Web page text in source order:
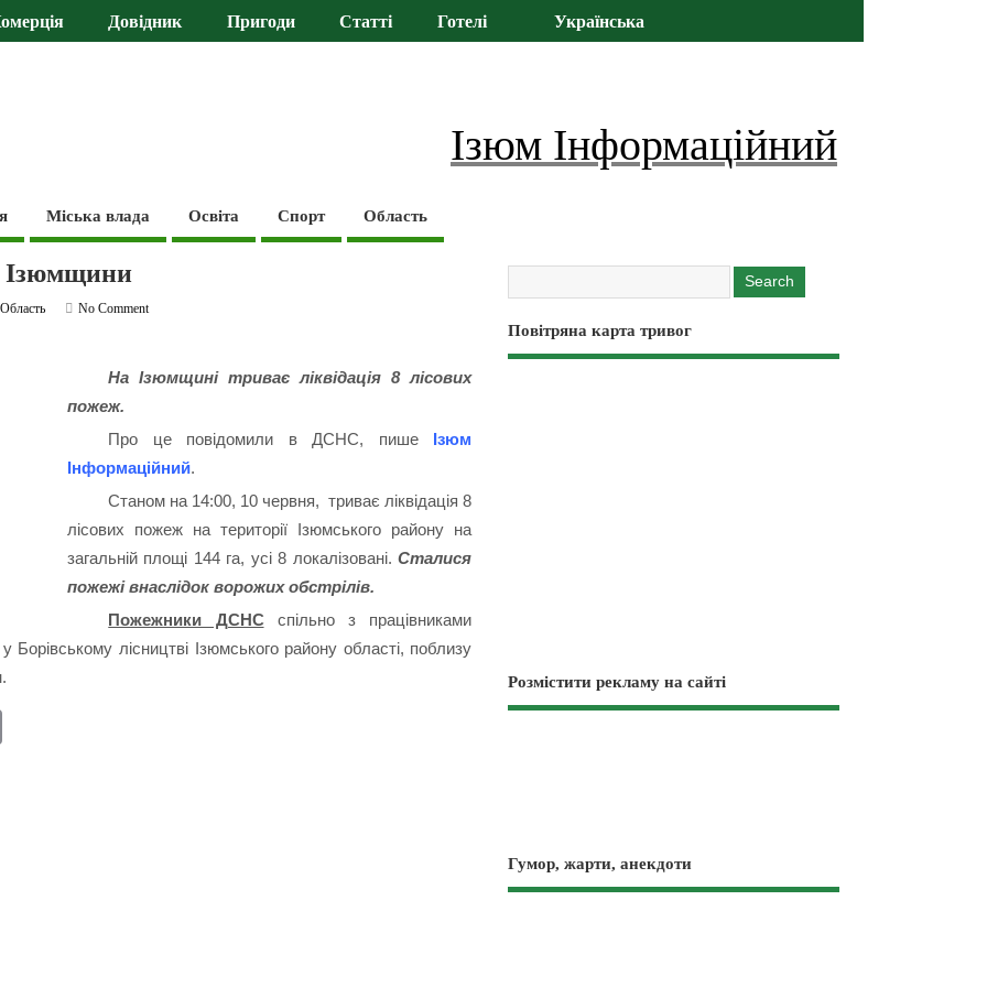
Довідник Пригоди Статті Готелі Українська
Ізюм Інформаційний
Міська влада Освіта Спорт Область
Ізюмщини
Область
No Comment
На Ізюмщині триває ліквідація 8 лісових
пожеж.
Про це повідомили в ДСНС, пише Ізюм
Інформаційний.
Станом на 14:00, 10 червня, триває ліквідація 8
лісових пожеж на території Ізюмського району на
загальній площі 144 га, усі 8 локалізовані.Сталися
пожежі внаслідок ворожих обстрілів.
Пожежники ДСНСспільно з працівниками
Борівському лісництві Ізюмського району області, поблизу
Повітряна карта тривог
Розмістити рекламу на сайті
Гумор, жарти, анекдоти